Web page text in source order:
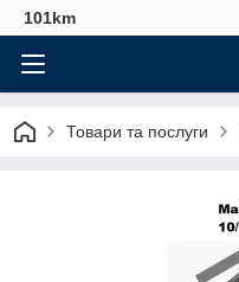
101km
Товари та послуги